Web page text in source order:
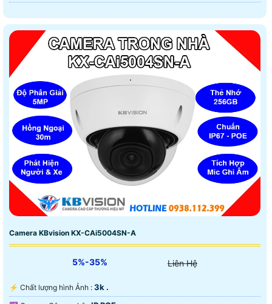
Camera KBvision KX-CAi5004SN-A
5%-35% Liên Hệ
️⚡ Chất lượng hình Ảnh : 3k .